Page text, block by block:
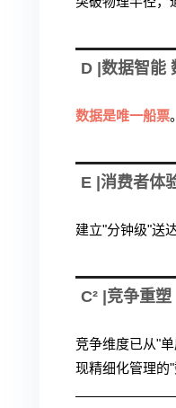
D |数据智能
数据是唯一船票
E |消费者体
建立"分钟级"送
C² |竞争重塑
竞争维度已从"
现精细化管理的"